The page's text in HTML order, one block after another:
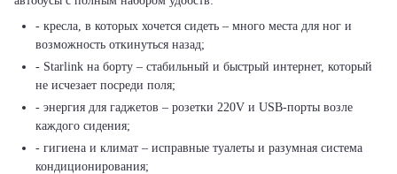
- кресла, в которых хочется сидеть – много места для ног и
возможность откинуться назад;
- Starlink на борту – стабильный и быстрый интернет, который
не исчезает посреди поля;
- энергия для гаджетов – розетки 220V и USB-порты возле
каждого сидения;
- гигиена и климат – исправные туалеты и разумная система
кондиционирования;